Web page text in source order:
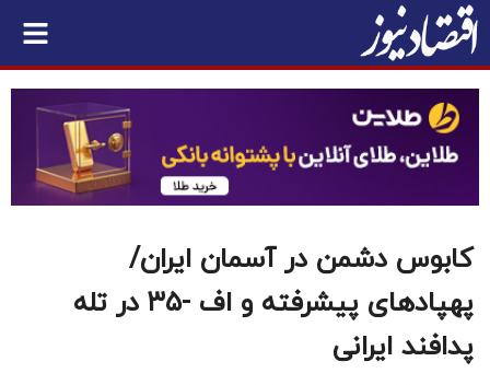
کابوس دشمن در آسمان ایران/
پهپادهای پیشرفته و اف -۳۵ در تله
پدافند ایرانی